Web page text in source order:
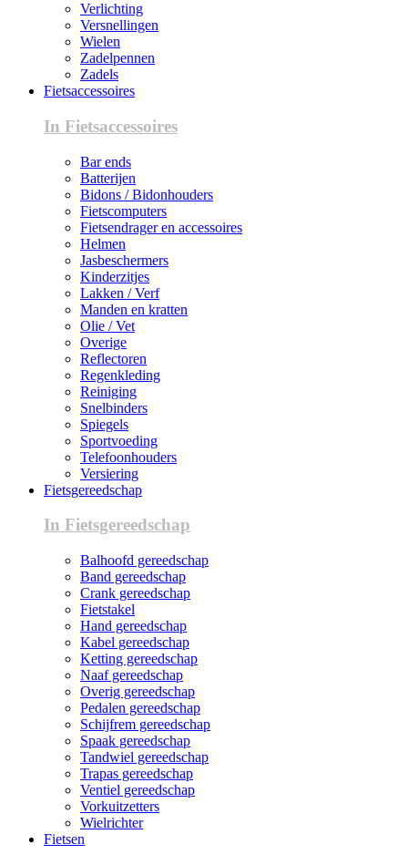
Verlichting
Versnellingen
Wielen
Zadelpennen
Zadels
Fietsaccessoires
In Fietsaccessoires
Bar ends
Batterijen
Bidons / Bidonhouders
Fietscomputers
Fietsendrager en accessoires
Helmen
Jasbeschermers
Kinderzitjes
Lakken / Verf
Manden en kratten
Olie / Vet
Overige
Reflectoren
Regenkleding
Reiniging
Snelbinders
Spiegels
Sportvoeding
Telefoonhouders
Versiering
Fietsgereedschap
In Fietsgereedschap
Balhoofd gereedschap
Band gereedschap
Crank gereedschap
Fietstakel
Hand gereedschap
Kabel gereedschap
Ketting gereedschap
Naaf gereedschap
Overig gereedschap
Pedalen gereedschap
Schijfrem gereedschap
Spaak gereedschap
Tandwiel gereedschap
Trapas gereedschap
Ventiel gereedschap
Vorkuitzetters
Wielrichter
Fietsen